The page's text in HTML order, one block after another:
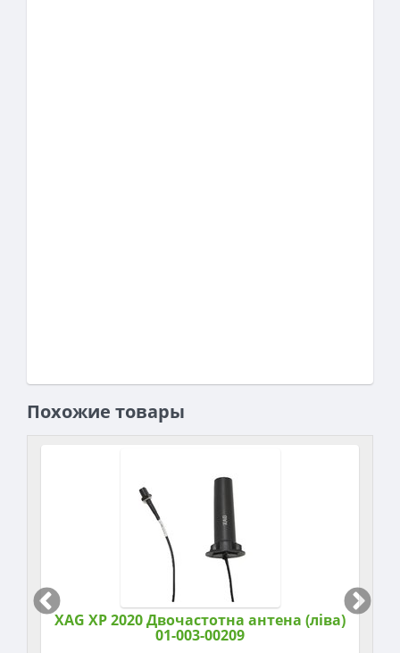
Похожие товары
XAG XP 2020 Двочастотна антена (ліва)
01-003-00209